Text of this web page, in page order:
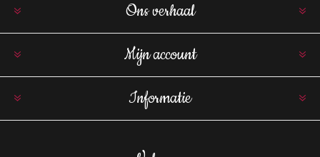
Ons verhaal
Mijn account
Informatie